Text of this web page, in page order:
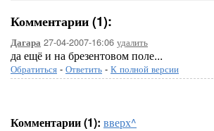
Комментарии (1):
Дагара 27-04-2007-16:06 удалить
да ещё и на брезентовом поле...
Обратиться - Ответить - К полной версии
Комментарии (1): вверх^